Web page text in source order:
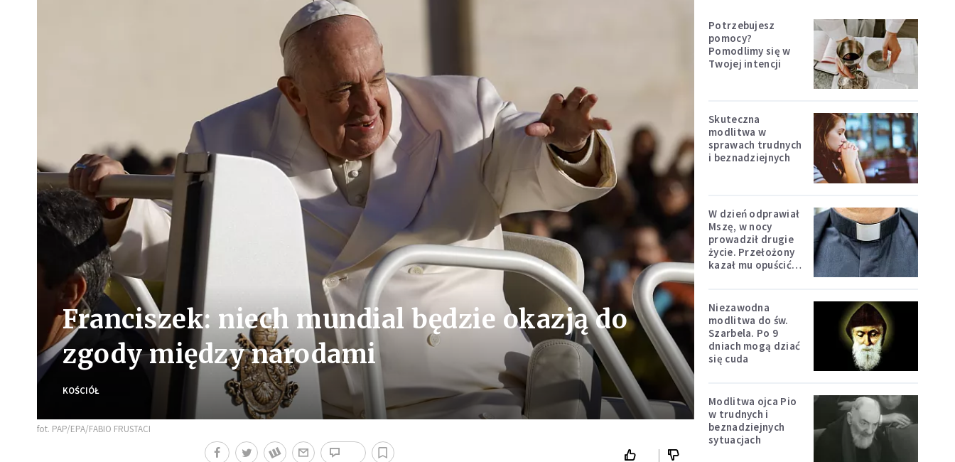
Franciszek: niech mundial będzie okazją do
zgody między narodami
KOŚCIÓŁ
fot. PAP/EPA/FABIO FRUSTACI
Potrzebujesz
pomocy?
Pomodlimy się w
Twojej intencji
Skuteczna
modlitwa w
sprawach trudnych
i beznadziejnych
W dzień odprawiał
Mszę, w nocy
prowadził drugie
życie. Przełożony
kazał mu opuścić
Niezawodna
modlitwa do św.
Szarbela. Po 9
dniach mogą dziać
się cuda
Modlitwa ojca Pio
w trudnych i
beznadziejnych
sytuacjach